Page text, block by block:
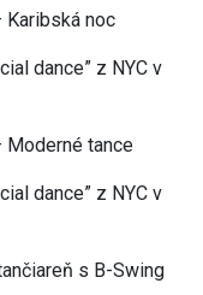
Karibská noc
dance” z NYC v
Moderné tance
dance” z NYC v
s B-Swing